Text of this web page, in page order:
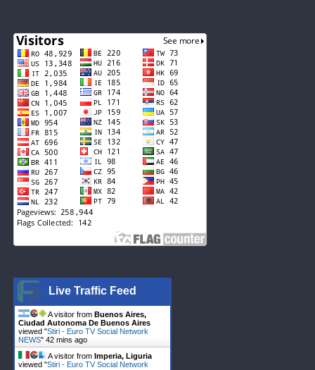
Live Traffic Feed
A visitor from Buenos Aires,
Ciudad Autonoma De Buenos Aires
viewed "Stiri - Euro TV Social Network
NEWS" 42 mins ago
A visitor from Imperia, Liguria
viewed "Stiri - Euro TV Social Network